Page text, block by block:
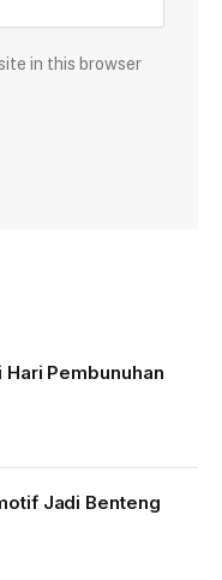
in this browser
Pembunuhan
Jadi Benteng